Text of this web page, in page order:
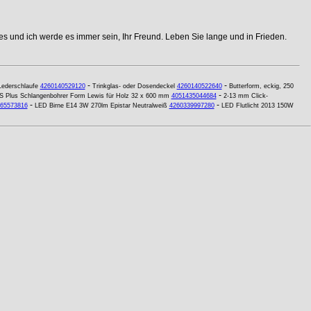
und ich werde es immer sein, Ihr Freund. Leben Sie lange und in Frieden.
4260140529120- Trinkglas- oder Dosendeckel 4260140522640- Butterform, eckig, 250
Plus Schlangenbohrer Form Lewis für Holz 32 x 600 mm 4051435044684- 2-13 mm Click-
- LED Birne E14 3W 270lm Epistar Neutralweiß 4260339997280- LED Flutlicht 2013 150W